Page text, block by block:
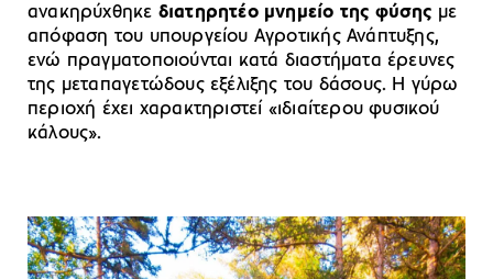
ανακηρύχθηκε διατηρητέο μνημείο της φύσης με
απόφαση του υπουργείου Αγροτικής Ανάπτυξης,
ενώ πραγματοποιούνται κατά διαστήματα έρευνες
της μεταπαγετώδους εξέλιξης του δάσους. Η γύρω
περιοχή έχει χαρακτηριστεί «ιδιαίτερου φυσικού
κάλους».